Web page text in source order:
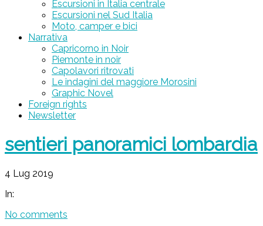
Escursioni in Italia centrale
Escursioni nel Sud Italia
Moto, camper e bici
Narrativa
Capricorno in Noir
Piemonte in noir
Capolavori ritrovati
Le indagini del maggiore Morosini
Graphic Novel
Foreign rights
Newsletter
sentieri panoramici lombardia
4 Lug 2019
In:
No comments